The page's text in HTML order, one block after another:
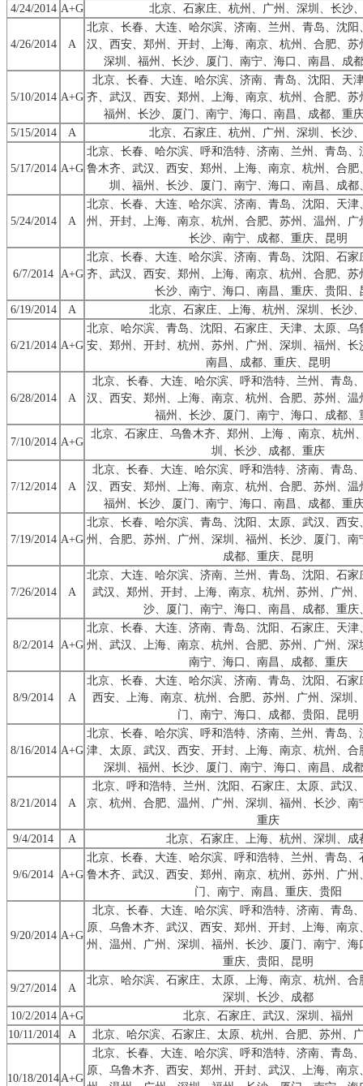
4/24/2014 A+G 北京、石家庄、杭州、广州、深圳、长沙
4/26/2014 A
北京、长春、大连、哈尔滨、济南、兰州、青岛、沈阳
汉、西安、郑州、开封、上海、南京、杭州、合肥、苏
深圳、福州、长沙、厦门、南宁、海口、南昌、成
5/10/2014 A+G
北京、长春、大连、哈尔滨、济南、青岛、沈阳、天
齐、武汉、西安、郑州、上海、南京、杭州、合肥、苏
福州、长沙、厦门、南宁、海口、南昌、成都、重
5/15/2014
A 北京、石家庄、杭州、广州、深圳、长沙
5/17/2014 A+G
北京、长春、哈尔滨、呼和浩特、济南、兰州、青岛、
鲁木齐、武汉、西安、郑州、上海、南京、杭州、合肥
圳、福州、长沙、厦门、南宁、海口、南昌、成都
5/24/2014 A
北京、长春、大连、哈尔滨、济南、青岛、沈阳、天津
州、开封、上海、南京、杭州、合肥、苏州、温州、广
长沙、南宁、成都、重庆、昆明
6/7/2014 A+G
北京、长春、大连、哈尔滨、济南、青岛、沈阳、石家
齐、武汉、西安、郑州、上海、南京、杭州、合肥、苏
长沙、南宁、海口、南昌、重庆、贵阳、
6/19/2014
A 北京、石家庄、上海、杭州、深圳、长沙
6/21/2014 A+G
北京、哈尔滨、青岛、沈阳、石家庄、天津、太原、乌
安、郑州、开封、杭州、苏州、广州、深圳、福州、长
南昌、成都、重庆、昆明
6/28/2014 A
北京、长春、大连、哈尔滨、呼和浩特、兰州、青岛
汉、西安、郑州、上海、南京、杭州、合肥、苏州、温
福州、长沙、厦门、南宁、海口、成都、
7/10/2014 A+G
北京、石家庄、乌鲁木齐、郑州、上海 、南京、杭州
圳、长沙、成都、重庆
7/12/2014 A
北京、长春、大连、哈尔滨、呼和浩特、济南、青岛
汉、西安、郑州、上海、南京、杭州、合肥、苏州、温
福州、长沙、厦门、南宁、海口、南昌、成都、重
7/19/2014 A+G
北京、长春、哈尔滨、青岛、沈阳、太原、武汉、西安
州、合肥、苏州、广州、深圳、福州、长沙、厦门、南
成都、重庆、昆明
7/26/2014 A
北京、大连、哈尔滨、济南、兰州、青岛、沈阳、石家
武汉、郑州、开封、上海、南京、杭州、苏州、广州
沙、厦门、南宁、海口、南昌、成都、重庆
8/2/2014 A+G
北京、长春、大连、济南、青岛、沈阳、石家庄、天津
州、武汉、上海、南京、杭州、合肥、苏州、广州、深
南宁、海口、南昌、成都、重庆
8/9/2014 A
北京、长春、大连、哈尔滨、济南、青岛、沈阳、石家
西安、上海、南京、杭州、合肥、苏州、广州、深圳
门、南宁、海口、成都、贵阳、昆明
8/16/2014 A+G
北京、长春、哈尔滨、呼和浩特、济南、兰州、青岛、
津、太原、武汉、西安、开封、上海、南京、杭州、合
深圳、福州、长沙、厦门、南宁、海口、南昌、成
8/21/2014 A
北京、呼和浩特、兰州、沈阳、石家庄、太原、武汉
京、杭州、合肥、温州、广州、深圳、福州、长沙、南
重庆
9/4/2014
A 北京、石家庄、上海、杭州、深圳、成
9/6/2014 A+G
北京、长春、大连、哈尔滨、呼和浩特、兰州、青岛、
鲁木齐、武汉、西安、郑州、南京、杭州、苏州、广州
门、南宁、南昌、重庆、贵阳
9/20/2014 A+G
北京、长春、大连、哈尔滨、呼和浩特、济南、青岛
原、乌鲁木齐、武汉、西安、郑州、开封、上海、南
州、温州、广州、深圳、福州、长沙、厦门、南宁、海
重庆、贵阳、昆明
9/27/2014 A
北京、哈尔滨、石家庄、太原、上海、南京、杭州、合
深圳、长沙、成都
10/2/2014 A+G
北京、石家庄、武汉、深圳、福州
10/11/2014
A 北京、哈尔滨、石家庄、太原、杭州、合肥、苏州、
10/18/2014 A+G
北京、长春、大连、哈尔滨、呼和浩特、济南、青岛
原、乌鲁木齐、西安、郑州、开封、武汉、上海、南